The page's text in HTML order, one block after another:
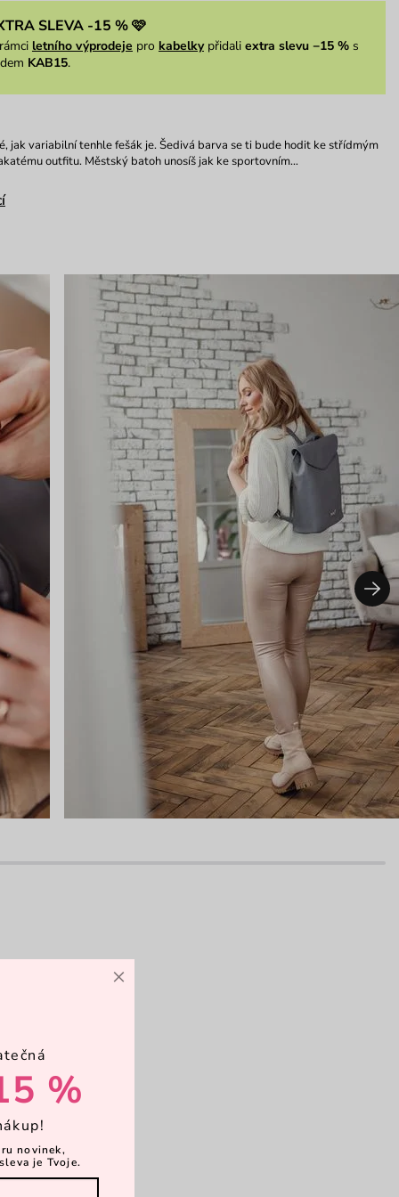
SLEVA -15 % 🩷
letního výprodeje pro kabelkypřidali extra slevu −15 %s
KAB15.
jak variabilní tenhle fešák je. Šedivá barva se ti bude hodit ke střídmým
outfitu. Městský batoh unosíš jak ke sportovním…
zip
×
%
novinek,
je Tvoje.